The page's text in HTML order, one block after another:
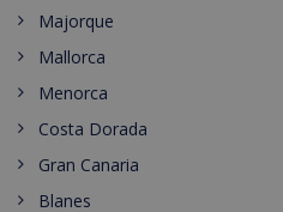
Majorque
Mallorca
Menorca
Costa Dorada
Gran Canaria
Blanes